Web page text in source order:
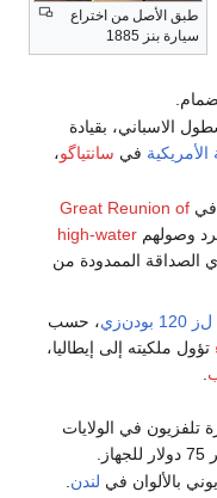
طبق الأصل من اختراع
سيارة بنز 1885
الاسباني، بقيادة
الأمريكية في سانتياگو،
فيGreat Reunion of
وصولهمhigh-water
الصداقة الممدودة من
، حسب
تؤول ملكيته إلى إيطاليا،
تلفزيون في الولايات
بالألوان في لندن.